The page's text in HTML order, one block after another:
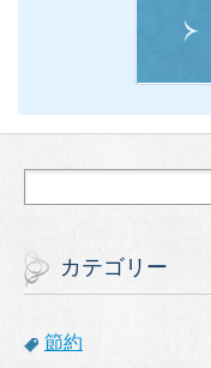
カテゴリー
節約